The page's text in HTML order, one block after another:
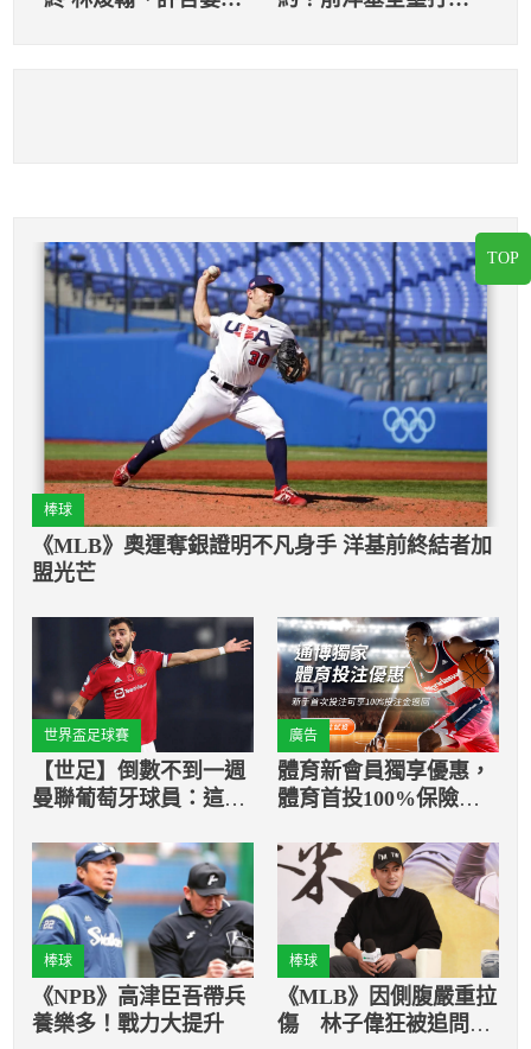
棒球
《MLB》奧運奪銀證明不凡身手 洋基前終結者加
盟光芒
世界盃足球賽
【世足】倒數不到一週
曼聯葡萄牙球員：這屆
廣告
體育新會員獨享優惠，
體育首投100%保險返
棒球
《NPB》高津臣吾帶兵
養樂多！戰力大提升
棒球
《MLB》因側腹嚴重拉
傷 林子偉狂被追問是
TOP